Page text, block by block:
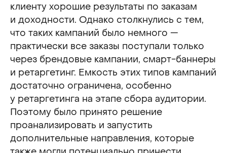
клиенту хорошие результаты по заказам
и доходности. Однако столкнулись с тем,
что таких кампаний было немного —
практически все заказы поступали только
через брендовые кампании, смарт-баннеры
и ретаргетинг. Емкость этих типов кампаний
достаточно ограничена, особенно
у ретаргетинга на этапе сбора аудитории.
Поэтому было принято решение
проанализировать и запустить
дополнительные направления, которые